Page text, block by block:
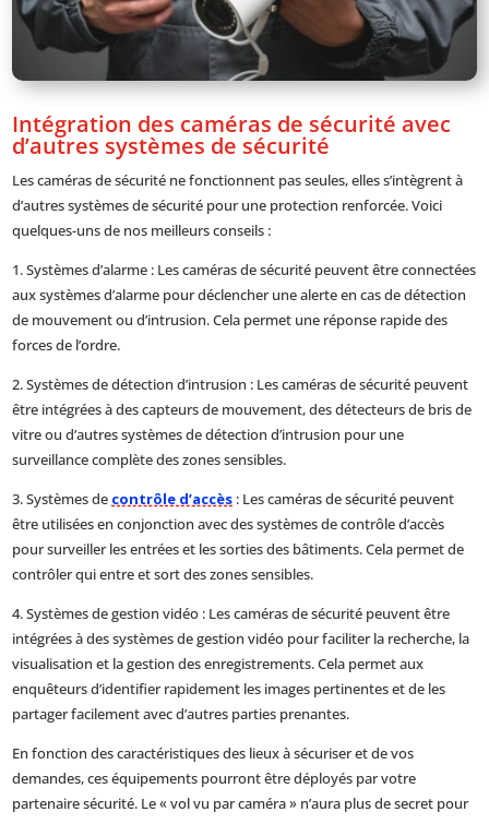
Intégration des caméras de sécurité avec
d’autres systèmes de sécurité
Les caméras de sécurité ne fonctionnent pas seules, elles s’intègrent à
d’autres systèmes de sécurité pour une protection renforcée. Voici
quelques-uns de nos meilleurs conseils :
1. Systèmes d’alarme : Les caméras de sécurité peuvent être connectées
aux systèmes d’alarme pour déclencher une alerte en cas de détection
de mouvement ou d’intrusion. Cela permet une réponse rapide des
forces de l’ordre.
2. Systèmes de détection d’intrusion : Les caméras de sécurité peuvent
être intégrées à des capteurs de mouvement, des détecteurs de bris de
vitre ou d’autres systèmes de détection d’intrusion pour une
surveillance complète des zones sensibles.
3. Systèmes de contrôle d’accès : Les caméras de sécurité peuvent
être utilisées en conjonction avec des systèmes de contrôle d’accès
pour surveiller les entrées et les sorties des bâtiments. Cela permet de
contrôler qui entre et sort des zones sensibles.
4. Systèmes de gestion vidéo : Les caméras de sécurité peuvent être
intégrées à des systèmes de gestion vidéo pour faciliter la recherche, la
visualisation et la gestion des enregistrements. Cela permet aux
enquêteurs d’identifier rapidement les images pertinentes et de les
partager facilement avec d’autres parties prenantes.
En fonction des caractéristiques des lieux à sécuriser et de vos
demandes, ces équipements pourront être déployés par votre
partenaire sécurité. Le « vol vu par caméra » n’aura plus de secret pour